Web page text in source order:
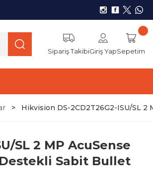
Sipariş TakibiGiriş YapSepetim
Hikvision DS-2CD2T26G2-ISU/SL 2
SL 2 MP AcuSense
Sabit Bullet